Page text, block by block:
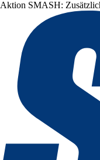
Aktion SMASH: